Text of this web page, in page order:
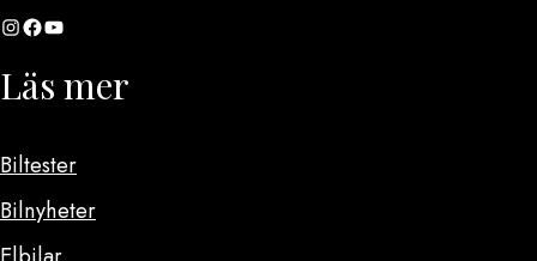
InstagramFacebook YouTube
Läs mer
Biltester
Bilnyheter